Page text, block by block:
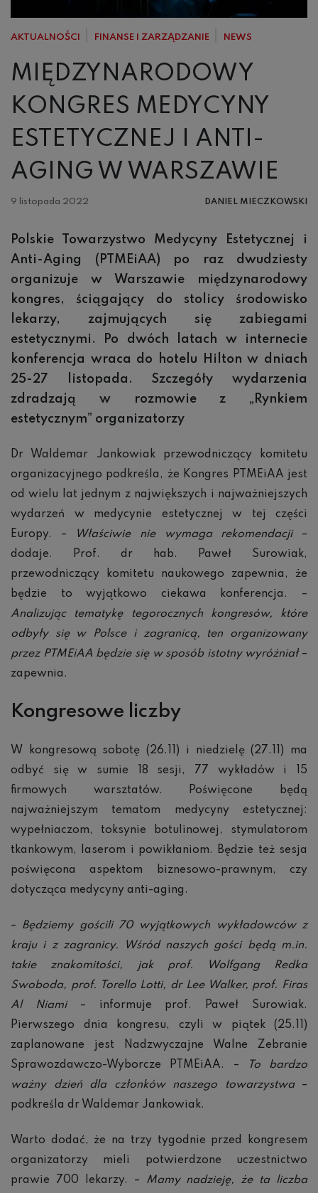
AKTUALNOŚCI FINANSE I ZARZĄDZANIE NEWS
MIĘDZYNARODOWY
KONGRES MEDYCYNY
ESTETYCZNEJ I ANTI-
AGING W WARSZAWIE
9 listopada 2022 DANIEL MIECZKOWSKI
Polskie Towarzystwo Medycyny Estetycznej i
Anti-Aging (PTMEiAA) po raz dwudziesty
organizuje w Warszawie międzynarodowy
kongres, ściągający do stolicy środowisko
lekarzy, zajmujących się zabiegami
estetycznymi. Po dwóch latach w internecie
konferencja wraca do hotelu Hilton w dniach
25-27 listopada. Szczegóły wydarzenia
zdradzają w rozmowie z „Rynkiem
estetycznym” organizatorzy
Dr Waldemar Jankowiak przewodniczący komitetu
organizacyjnego podkreśla, że Kongres PTMEiAA jest
od wielu lat jednym z największych i najważniejszych
wydarzeń w medycynie estetycznej w tej części
Europy. –
Właściwie nie wymaga rekomendacji–
dodaje. Prof. dr hab. Paweł Surowiak,
przewodniczący komitetu naukowego zapewnia, że
będzie to wyjątkowo ciekawa konferencja. –
Analizując tematykę tegorocznych kongresów, które
odbyły się w Polsce i zagranicą, ten organizowany
przez PTMEiAA będzie się w sposób istotny wyróżniał–
zapewnia.
Kongresowe liczby
W kongresową sobotę (26.11) i niedzielę (27.11) ma
odbyć się w sumie 18 sesji, 77 wykładów i 15
firmowych warsztatów. Poświęcone będą
najważniejszym tematom medycyny estetycznej:
wypełniaczom, toksynie botulinowej, stymulatorom
tkankowym, laserom i powikłaniom. Będzie też sesja
poświęcona aspektom biznesowo-prawnym, czy
dotycząca medycyny anti-aging.
– Będziemy gościli 70 wyjątkowych wykładowców z
kraju i z zagranicy. Wśród naszych gości będą m.in.
takie znakomitości, jak prof. Wolfgang Redka
Swoboda, prof. Torello Lotti, dr Lee Walker, prof. Firas
Al Niami– informuje prof. Paweł Surowiak.
Pierwszego dnia kongresu, czyli w piątek (25.11)
zaplanowane jest Nadzwyczajne Walne Zebranie
Sprawozdawczo-Wyborcze PTMEiAA. –
To bardzo
ważny dzień dla członków naszego towarzystwa–
podkreśla dr Waldemar Jankowiak.
Warto dodać, że na trzy tygodnie przed kongresem
organizatorzy mieli potwierdzone uczestnictwo
prawie 700 lekarzy. – Mamy nadzieję, że ta liczba